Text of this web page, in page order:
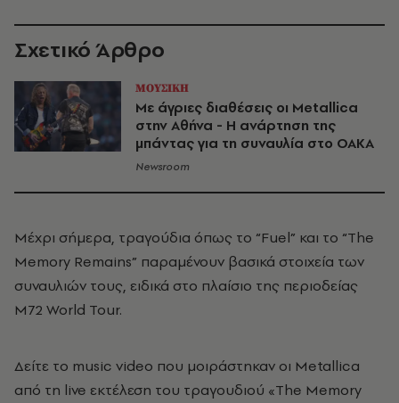
Σχετικό Άρθρο
ΜΟΥΣΙΚΗ
Με άγριες διαθέσεις οι Metallica
στην Αθήνα - Η ανάρτηση της
μπάντας για τη συναυλία στο ΟΑΚΑ
Newsroom
Μέχρι σήμερα, τραγούδια όπως το “Fuel” και το “The
Memory Remains” παραμένουν βασικά στοιχεία των
συναυλιών τους, ειδικά στο πλαίσιο της περιοδείας
M72 World Tour.
Δείτε το music video που μοιράστηκαν οι Metallica
από τη live εκτέλεση του τραγουδιού «The Memory